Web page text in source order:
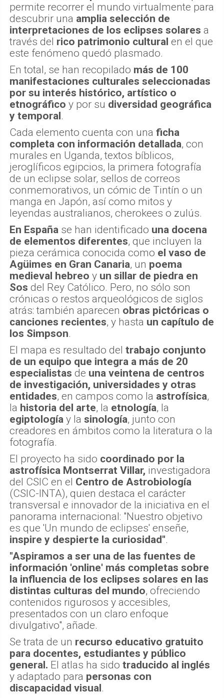
permite recorrer el mundo virtualmente para
descubrir una amplia selección de
interpretaciones de los eclipses solares a
través del rico patrimonio cultural en el que
este fenómeno quedó plasmado.
En total, se han recopilado más de 100
manifestaciones culturales seleccionadas
por su interés histórico, artístico o
etnográfico y por su diversidad geográfica
y temporal.
Cada elemento cuenta con una ficha
completa con información detallada, con
murales en Uganda, textos bíblicos,
jeroglíficos egipcios, la primera fotografía
de un eclipse solar, sellos de correos
conmemorativos, un cómic de Tintín o un
manga en Japón, así como mitos y
leyendas australianos, cherokees o zulús.
En España se han identificado una docena
de elementos diferentes, que incluyen la
pieza cerámica conocida como el vaso de
Agüimes en Gran Canaria, un poema
medieval hebreo y un sillar de piedra en
Sos del Rey Católico. Pero, no sólo son
crónicas o restos arqueológicos de siglos
atrás: también aparecen obras pictóricas o
canciones recientes, y hasta un capítulo de
los Simpson.
El mapa es resultado del trabajo conjunto
de un equipo que integra a más de 20
especialistas de una veintena de centros
de investigación, universidades y otras
entidades, en campos como la astrofísica,
la historia del arte, la etnología, la
egiptología y la sinología, junto con
creadores en ámbitos como la literatura o la
fotografía.
El proyecto ha sido coordinado por la
astrofísica Montserrat Villar, investigadora
del CSIC en el Centro de Astrobiología
(CSIC-INTA), quien destaca el carácter
transversal e innovador de la iniciativa en el
panorama internacional: "Nuestro objetivo
es que 'Un mundo de eclipses' enseñe,
inspire y despierte la curiosidad".
"Aspiramos a ser una de las fuentes de
información 'online' más completas sobre
la influencia de los eclipses solares en las
distintas culturas del mundo, ofreciendo
contenidos rigurosos y accesibles,
presentados con un claro enfoque
divulgativo", añade.
Se trata de un recurso educativo gratuito
para docentes, estudiantes y público
general. El atlas ha sido traducido al inglés
y adaptado para personas con
discapacidad visual.